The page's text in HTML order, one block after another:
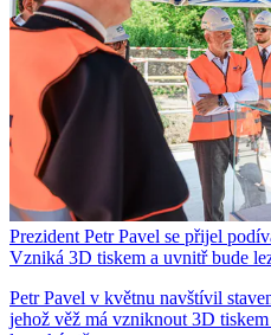
Prezident Petr Pavel se přijel
Vzniká 3D tiskem a uvnitř bude
Petr Pavel v květnu navštívil
jehož věž má vzniknout 3D